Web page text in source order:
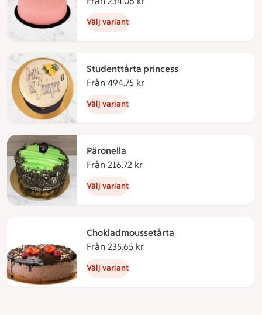
Välj variant
Studenttårta princess
Från 494.75 kr
Välj variant
Päronella
Från 216.72 kr
Välj variant
Chokladmoussetårta
Från 235.65 kr
Välj variant